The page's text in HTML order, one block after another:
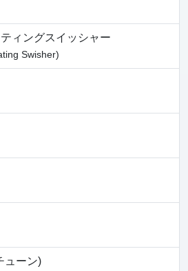
ィングスイッシャー
Swisher)
ューン)